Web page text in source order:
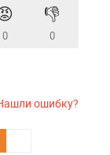
0
👎
0
ошибку?